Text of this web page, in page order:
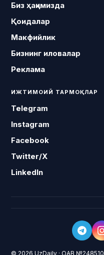
Биз ҳақимизда
Қоидалар
Макфийлик
Бизнинг иловалар
Реклама
ИЖТИМОИЙ ТАРМОҚЛАР
Telegram
Instagram
Facebook
Twitter/X
LinkedIn
© 2026 UzDaily · ОАВ №248510